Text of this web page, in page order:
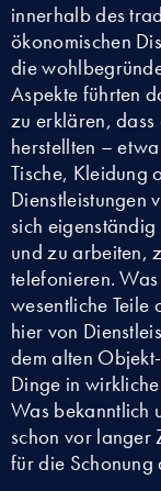
innerhalb des
ökonomischen
die
Aspekte führten
zu erklären,
herstellten –
Tische, Kleidung
Dienstleistungen
sich
und zu arbeiten,
telefonieren.
wesentliche Teile
hier von
dem alten
Dinge in
Was bekanntlich
schon vor langer
für die Schonung